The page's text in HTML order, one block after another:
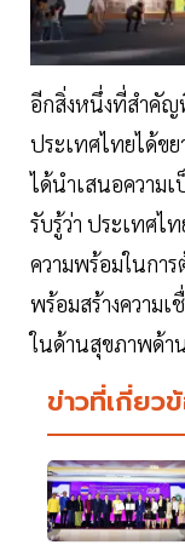
อีกสิ่งหนึ่งที่สำคัญ
ประเทศไทยได้ข
ได้นำเสนอความ
รับรู้ว่า ประเทศไ
ความพร้อมในกา
พร้อมสร้างความ
ในด้านสุขภาพด้า
ข่าวที่เกี่ยว